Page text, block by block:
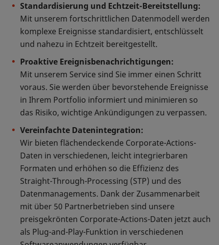
Standardisierung und Echtzeit-Bereitstellung:
Mit unserem fortschrittlichen Datenmodell werden
komplexe Ereignisse standardisiert, entschlüsselt
und nahezu in Echtzeit bereitgestellt.
Proaktive Ereignisbenachrichtigungen:
Mit unserem Service sind Sie immer einen Schritt
voraus. Sie werden über bevorstehende Ereignisse
in Ihrem Portfolio informiert und minimieren so
das Risiko, wichtige Ankündigungen zu verpassen.
Vereinfachte Datenintegration:
Wir bieten flächendeckende Corporate-Actions-
Daten in verschiedenen, leicht integrierbaren
Formaten und erhöhen so die Effizienz des
Straight-Through-Processing (STP) und des
Datenmanagements. Dank der Zusammenarbeit
mit über 50 Partnerbetrieben sind unsere
preisgekrönten Corporate-Actions-Daten jetzt auch
als Plug-and-Play-Funktion in verschiedenen